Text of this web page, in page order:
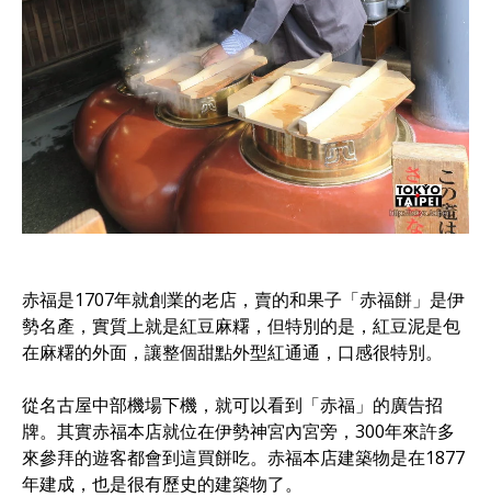
赤福是1707年就創業的老店，賣的和果子「赤福餅」是伊
勢名產，實質上就是紅豆麻糬，但特別的是，紅豆泥是包
在麻糬的外面，讓整個甜點外型紅通通，口感很特別。
從名古屋中部機場下機，就可以看到「赤福」的廣告招
牌。其實赤福本店就位在伊勢神宮內宮旁，300年來許多
來參拜的遊客都會到這買餅吃。赤福本店建築物是在1877
年建成，也是很有歷史的建築物了。